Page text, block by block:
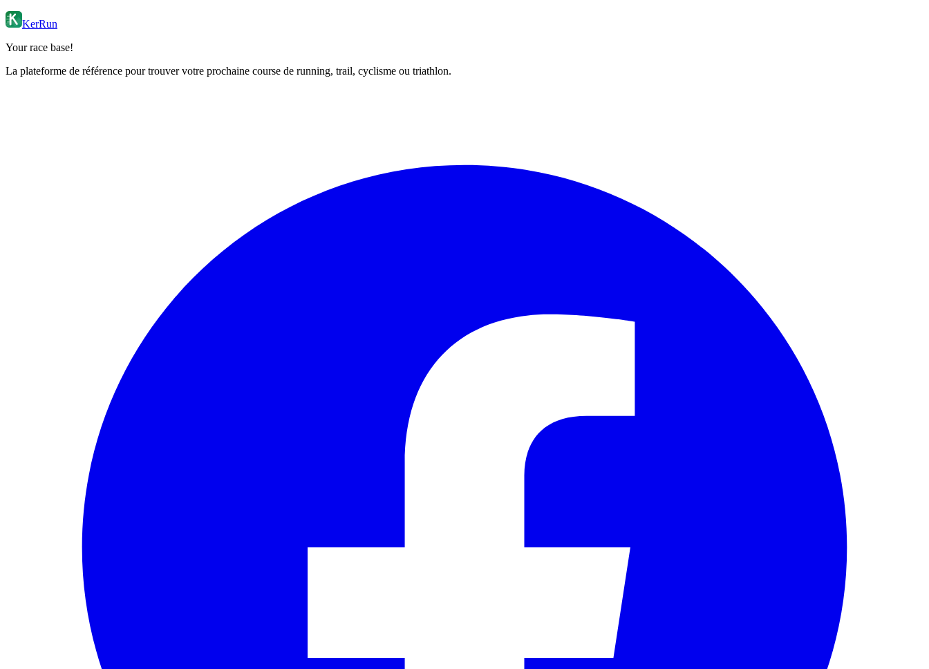
KerRun
Your race base!
La plateforme de référence pour trouver votre prochaine course de running, trail, cyclisme ou triathlon.